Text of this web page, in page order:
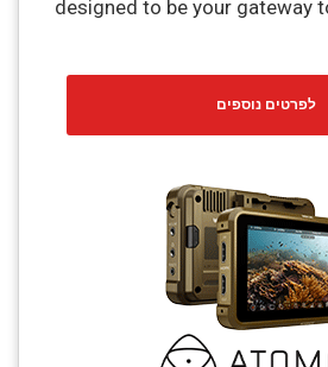
designed to be your gateway
לפרטים נוספים